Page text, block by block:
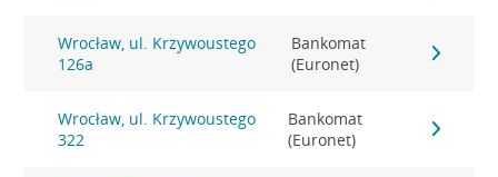
Wrocław, ul. Krzywoustego
126a
Bankomat
(Euronet)
Wrocław, ul. Krzywoustego
322
Bankomat
(Euronet)